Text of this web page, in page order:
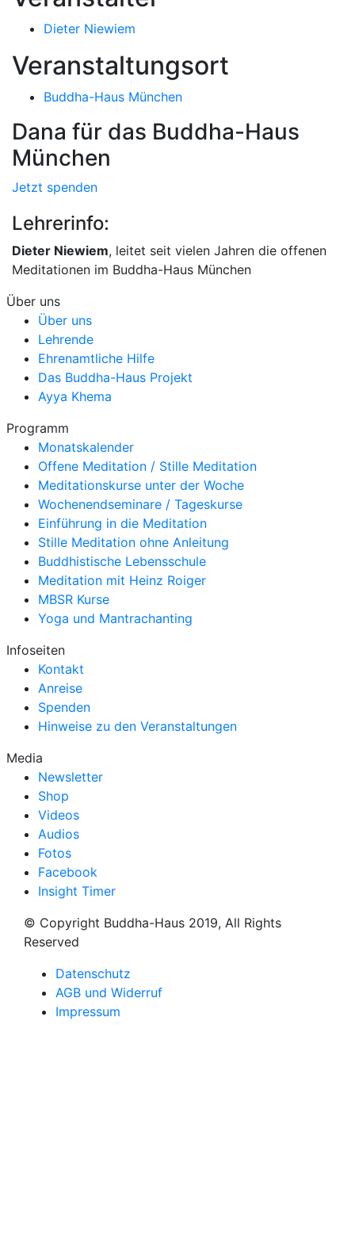
Dieter Niewiem
Veranstaltungsort
Buddha-Haus München
Dana für das Buddha-Haus
München
Jetzt spenden
Lehrerinfo:
Dieter Niewiem, leitet seit vielen Jahren die offenen
Meditationen im Buddha-Haus München
Über uns
Über uns
Lehrende
Ehrenamtliche Hilfe
Das Buddha-Haus Projekt
Ayya Khema
Programm
Monatskalender
Offene Meditation / Stille Meditation
Meditationskurse unter der Woche
Wochenendseminare / Tageskurse
Einführung in die Meditation
Stille Meditation ohne Anleitung
Buddhistische Lebensschule
Meditation mit Heinz Roiger
MBSR Kurse
Yoga und Mantrachanting
Infoseiten
Kontakt
Anreise
Spenden
Hinweise zu den Veranstaltungen
Media
Newsletter
Shop
Videos
Audios
Fotos
Facebook
Insight Timer
© Copyright Buddha-Haus 2019, All Rights
Reserved
Datenschutz
AGB und Widerruf
Impressum